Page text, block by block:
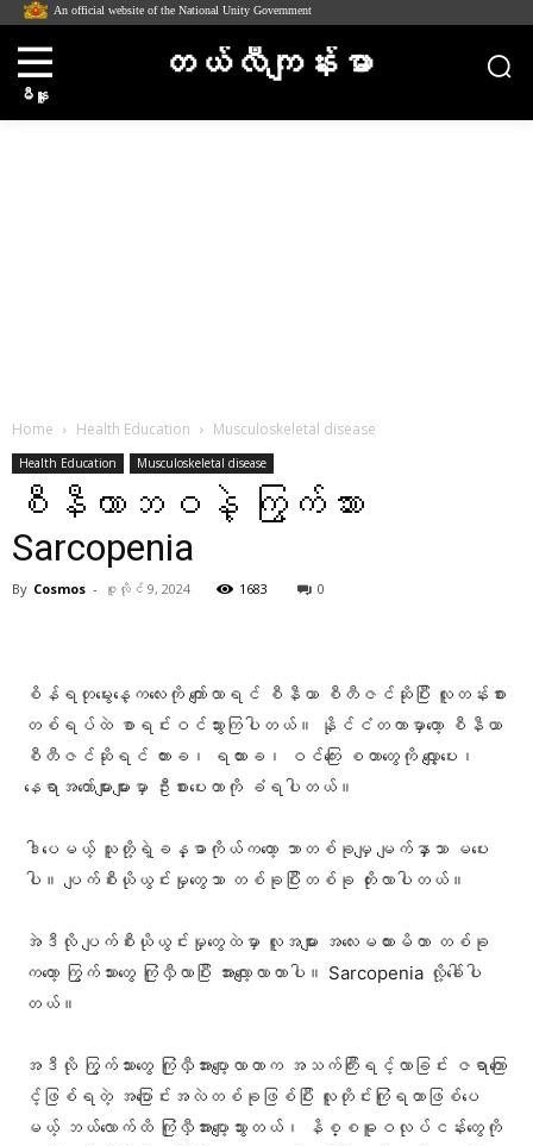
An official website of the National Unity Government
မီနူး
တယ်လီကျန်းမာ
Home Health Education Musculoskeletal disease
Health Education Musculoskeletal disease
စီနီယာဘဝနဲ့ ကြွက်သား
Sarcopenia
By Cosmos - ဇူလိုင် 9, 2024 1683
0
စိန်ရတုမွေးနေ့ကလေးကို ကျော်လာရင် စီနီယာ စီတီဇင်ဆိုပြီး လူတန်းစား
တစ်ရပ်ထဲ စာရင်းဝင်သွားကြပါတယ်။ နိုင်ငံတကာမှာတော့ စီနီယာ
စီတီဇင်ဆိုရင် ကားခ၊ ရထားခ၊ ဝင်ကြေး စတာတွေကို လျှော့ပေး၊
နေရာအတော်များများမှာ ဦးစားပေးတာကို ခံရပါတယ်။
ဒါပေမယ့် သူတို့ရဲ့ခန္ဓာကိုယ်ကတော့ ဘာတစ်ခုမျှ မျက်နှာသာ မပေး
ပါ။ ပျက်စီးယိုယွင်းမှုတွေသာ တစ်ခုပြီးတစ်ခု တိုးလာပါတယ်။
အဲဒီလို ပျက်စီးယိုယွင်းမှုတွေထဲမှာ လူအများ အလေးမထားမိတာ တစ်ခု
ကတော့ ကြွက်သားတွေ ကြုံလှီလာပြီး အားလျော့လာတာပါ။ Sarcopenia လို့ခေါ်ပါ
တယ်။
အဒီလို ကြွက်သားတွေ ကြုံလှီအားပျော့လာတာက အသက်ကြီးရင့်လာခြင်း ဇရာကြော
င့်ဖြစ်ရတဲ့ အပြောင်းအလဲတစ်ခုဖြစ်ပြီး လူတိုင်းကြုံရတာဖြစ်ပေ
မယ့် ဘယ်လောက်ထိ ကြုံလှီအားပျော့သွားတယ်၊ နိစ္စဓူဝလုပ်ငန်းတွေကို